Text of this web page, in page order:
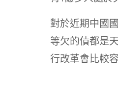
對於近期中國
等欠的債都是
行改革會比較